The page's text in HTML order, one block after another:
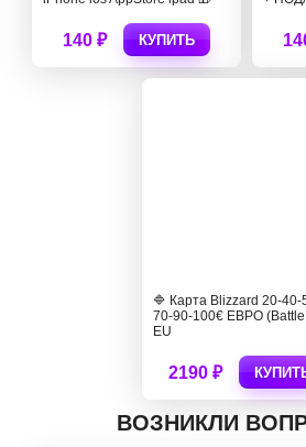
140 ₽ КУПИТЬ
🔷 Карта Blizzard 20-40-
70-90-100€ ЕВРО
EU
2190 ₽
ВОЗНИКЛИ